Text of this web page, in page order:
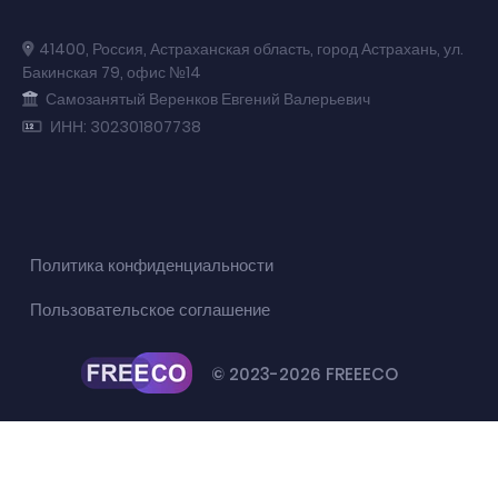
41400, Россия, Астраханская область, город Астрахань, ул.
Бакинская 79, офис №14
Самозанятый Веренков Евгений Валерьевич
ИНН: 302301807738
© 2023-2026 FREEECO
Политика конфиденциальности
Пользовательское соглашение